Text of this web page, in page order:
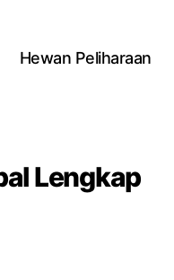
Hewan Peliharaan
Lengkap